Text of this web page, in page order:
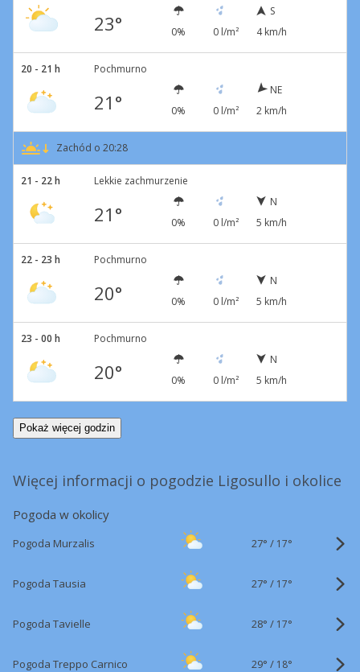
23° 0% 0 l/m²
S
4 km/h
20 - 21 h Pochmurno
21° 0% 0 l/m²
NE
2 km/h
Zachód o 20:28
21 - 22 h Lekkie zachmurzenie
21° 0% 0 l/m²
N
5 km/h
22 - 23 h Pochmurno
20° 0% 0 l/m²
N
5 km/h
23 - 00 h Pochmurno
20° 0% 0 l/m²
N
5 km/h
Pokaż więcej godzin
Więcej informacji o pogodzie Ligosullo i okolice
Pogoda w okolicy
Pogoda Murzalis 27° / 17°
Pogoda Tausia 27° / 17°
Pogoda Tavielle 28° / 17°
Pogoda Treppo Carnico 29° / 18°